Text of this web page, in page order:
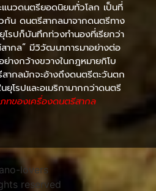
นวดนตรียอดนิยมทั่วโลก เป็นที่
กัน ดนตรีสากลมาจากดนตรีทาง
โรปก็บันทึกท่วงทำนองที่เรียกว่า
กล” มีวิวัฒนาการมาอย่างต่อ
างกว้างขวางในกฎหมายกิโบ
ากลมักจะอ้างถึงดนตรีตะวันตก
โรปและอเมริกามากกว่าดนตรี
ภทของเครื่องดนตรีสากล
lovers
reserved